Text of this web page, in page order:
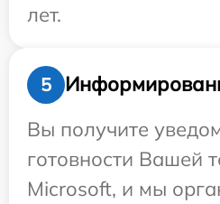
лет.
5
Вы получите
готовности Вашей
Microsoft, и мы